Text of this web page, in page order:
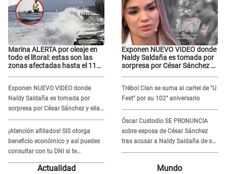
Marina ALERTA por oleaje en
todo el litoral: estas son las
zonas afectadas hasta el 11
Exponen NUEVO VIDEO donde
Naldy Saldaña es tomada por
sorpresa por César Sánchez y ella
evidencia su REACCIÓN: Le agarró
la mano
¡Atención afiliados! SIS otorga
beneficio económico y así puedes
consultar con tu DNI si te
corresponde
Exponen NUEVO VIDEO donde
Naldy Saldaña es tomada por
sorpresa por César Sánchez y
Trébol Clan se suma al cartel de "U
Fest" por su 102° aniversario
Óscar Custodio SE PRONUNCIA
sobre esposa de César Sánchez
tras acusar a Naldy Saldaña de ser
PAREJA del músico: "Lo dejo en
Actualidad Mundo